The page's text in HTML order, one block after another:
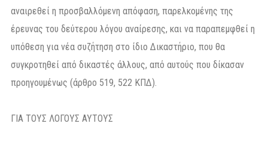
αναιρεθεί η προσβαλλόμενη απόφαση, παρελκομένης της
έρευνας του δεύτερου λόγου αναίρεσης, και να παραπεμφθεί η
υπόθεση για νέα συζήτηση στο ίδιο Δικαστήριο, που θα
συγκροτηθεί από δικαστές άλλους, από αυτούς που δίκασαν
προηγουμένως (άρθρο 519, 522 ΚΠΔ).
ΓΙΑ ΤΟΥΣ ΛΟΓΟΥΣ ΑΥΤΟΥΣ